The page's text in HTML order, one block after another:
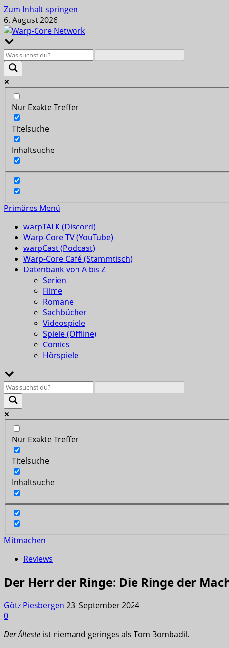
Zum Inhalt springen
6. August 2026
Nur Exakte Treffer
Titelsuche
Inhaltsuche
Primäres Menü
warpTALK (Discord)
Warp-Core TV (YouTube)
warpCast (Podcast)
Warp-Core Café (Stammtisch)
Datenbank von A bis Z
Serien
Filme
Romane
Sachbücher
Videospiele
Spiele (Offline)
Comics
Hörspiele
Nur Exakte Treffer
Titelsuche
Inhaltsuche
Mitmachen
Reviews
Der Herr der Ringe: Die Ringe der
Götz Piesbergen 23. September 2024
0
Der Älteste ist niemand geringes als Tom Bombadil.